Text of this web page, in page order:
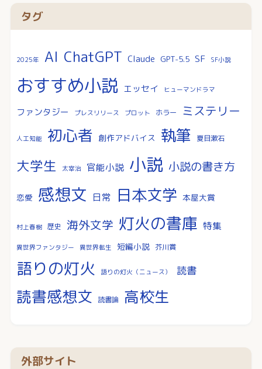
タグ
2025年 AI ChatGPT Claude GPT-5.5 SF SF小説
おすすめ小説 エッセイ ヒューマンドラマ
ファンタジー プレスリリース プロット ホラー ミステリー
人工知能 初心者 創作アドバイス 執筆 夏目漱石
大学生 太宰治 官能小説 小説 小説の書き方
恋愛 感想文 日常 日本文学 本屋大賞
村上春樹 歴史 海外文学 灯火の書庫 特集
異世界ファンタジー 異世界転生 短編小説 芥川賞
語りの灯火 語りの灯火（ニュース） 読書
読書感想文 読書論 高校生
外部サイト